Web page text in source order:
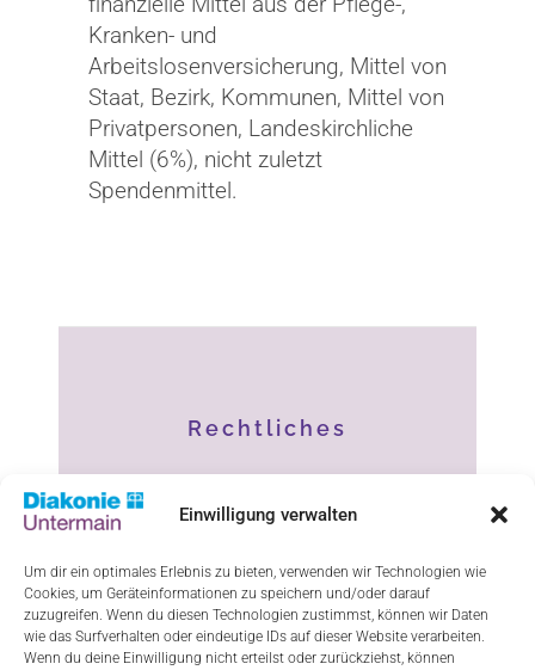
Einwilligung verwalten
Um dir ein optimales Erlebnis zu bieten, verwenden wir Technologien wie
Cookies, um Geräteinformationen zu speichern und/oder darauf
zuzugreifen. Wenn du diesen Technologien zustimmst, können wir Daten
wie das Surfverhalten oder eindeutige IDs auf dieser Website verarbeiten.
Wenn du deine Einwilligung nicht erteilst oder zurückziehst, können
Kranken- und
Arbeitslosenversicherung, Mittel von
Staat, Bezirk, Kommunen, Mittel von
Privatpersonen, Landeskirchliche
Mittel (6%), nicht zuletzt
Spendenmittel.
Rechtliches
Haftungsausschluss
Cookie-Richtlinie (EU)